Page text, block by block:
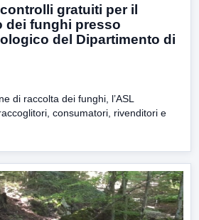
gratuiti per il
dei funghi presso
del Dipartimento di
di raccolta dei funghi, l’ASL
consumatori, rivenditori e